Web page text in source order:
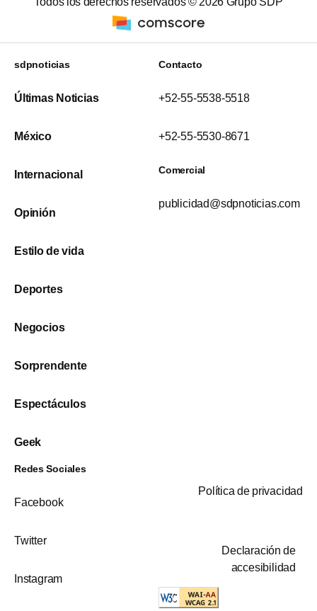
sdpnoticias
Últimas Noticias
México
Internacional
Opinión
Estilo de vida
Deportes
Negocios
Sorprendente
Espectáculos
Geek
Contacto
+52-55-5538-5518
+52-55-5530-8671
Comercial
publicidad@sdpnoticias.com
Redes Sociales
Facebook
Twitter
Instagram
Política de privacidad
Declaración de
accesibilidad